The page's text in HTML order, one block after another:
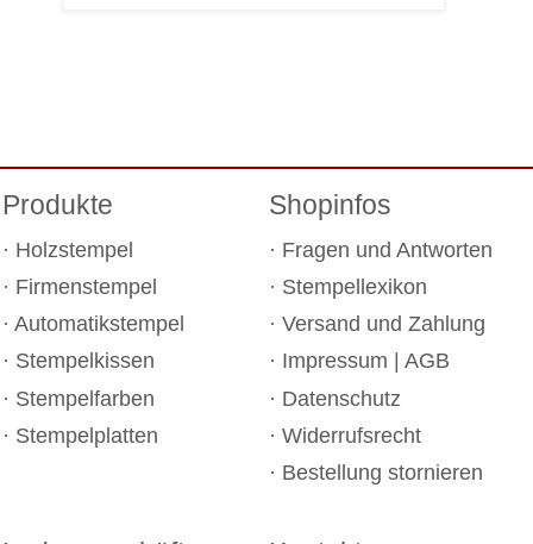
Produkte
Holzstempel
Firmenstempel
Automatikstempel
Stempelkissen
Stempelfarben
Stempelplatten
Shopinfos
Fragen und Antworten
Stempellexikon
Versand und Zahlung
Impressum
AGB
Datenschutz
Widerrufsrecht
Bestellung stornieren